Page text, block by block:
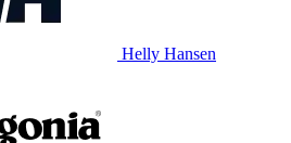
Helly Hansen